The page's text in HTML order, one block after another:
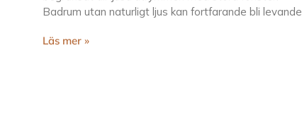
Badrum utan naturligt ljus kan fortfarande bli levande
Läs mer »